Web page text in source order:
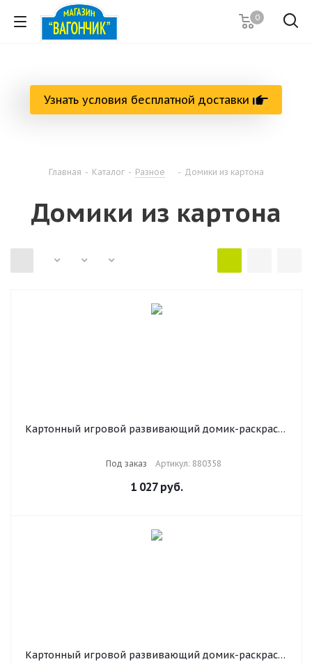
0
Узнать условия бесплатной доставки
Главная - Каталог - Разное - Домики из картона
Домики из картона
Картонный игровой развивающий домик-раскраска
Под заказ Артикул: 880358
1 027руб.
Картонный игровой развивающий домик-раскраска